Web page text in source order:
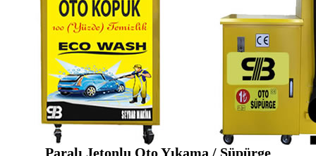
Paralı Jetonlu Oto Yıkama / Süpürge